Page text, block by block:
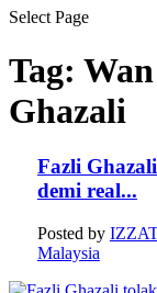
Select Page
Tag:
Ghazali
Fazli
demi real...
Posted by
Malaysia